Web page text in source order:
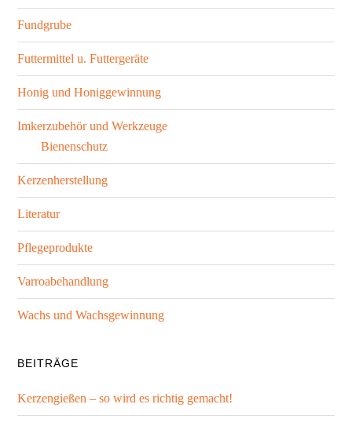
Fundgrube
Futtermittel u. Futtergeräte
Honig und Honiggewinnung
Imkerzubehör und Werkzeuge
Bienenschutz
Kerzenherstellung
Literatur
Pflegeprodukte
Varroabehandlung
Wachs und Wachsgewinnung
BEITRÄGE
Kerzengießen – so wird es richtig gemacht!